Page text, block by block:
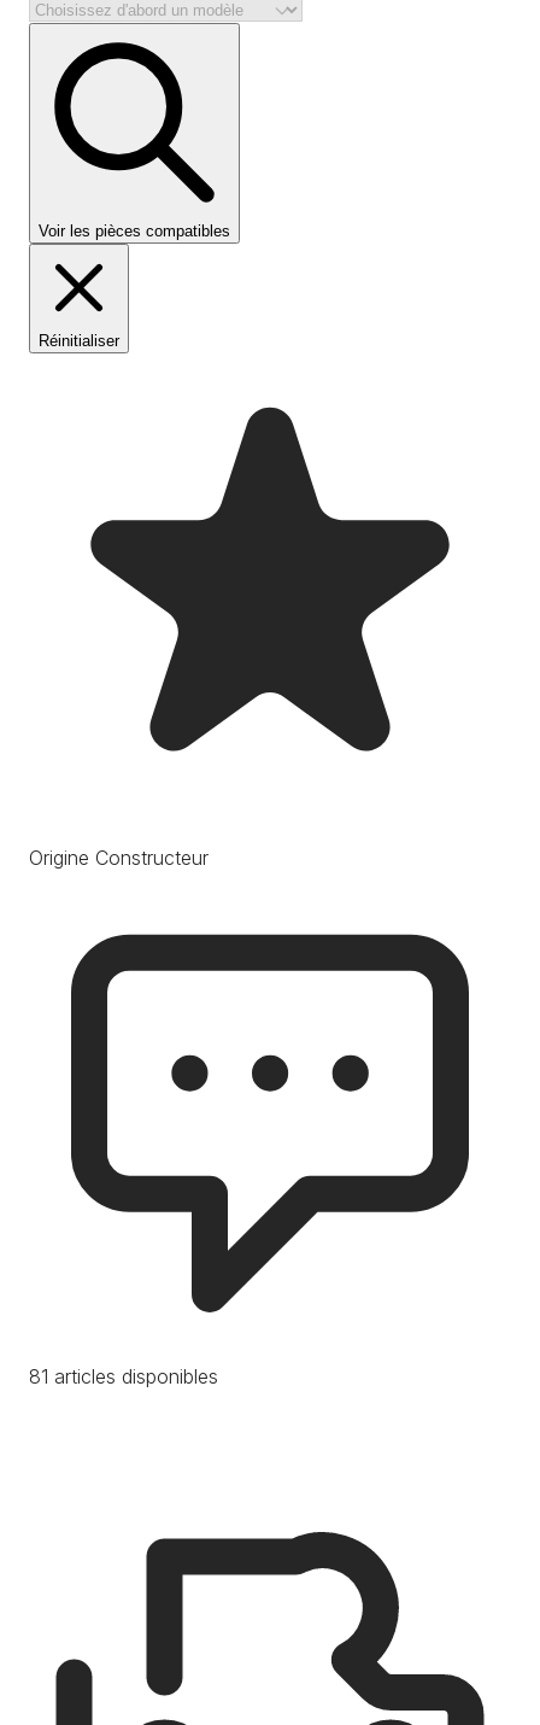
Voir les pièces compatibles
Réinitialiser
Origine Constructeur
81 articles disponibles